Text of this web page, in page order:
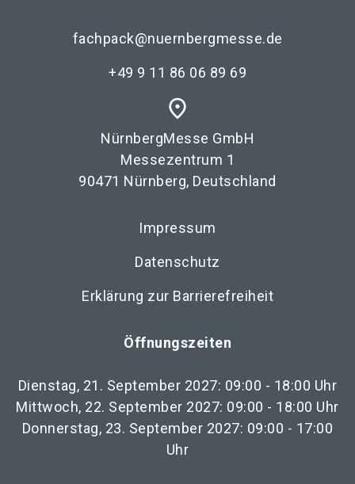
fachpack@nuernbergmesse.de
+49 9 11 86 06 89 69
place
NürnbergMesse GmbH
Messezentrum 1
90471 Nürnberg, Deutschland
Impressum
Datenschutz
Erklärung zur Barrierefreiheit
Öffnungszeiten
Dienstag, 21. September 2027: 09:00 - 18:00 Uhr
Mittwoch, 22. September 2027: 09:00 - 18:00 Uhr
Donnerstag, 23. September 2027: 09:00 - 17:00
Uhr